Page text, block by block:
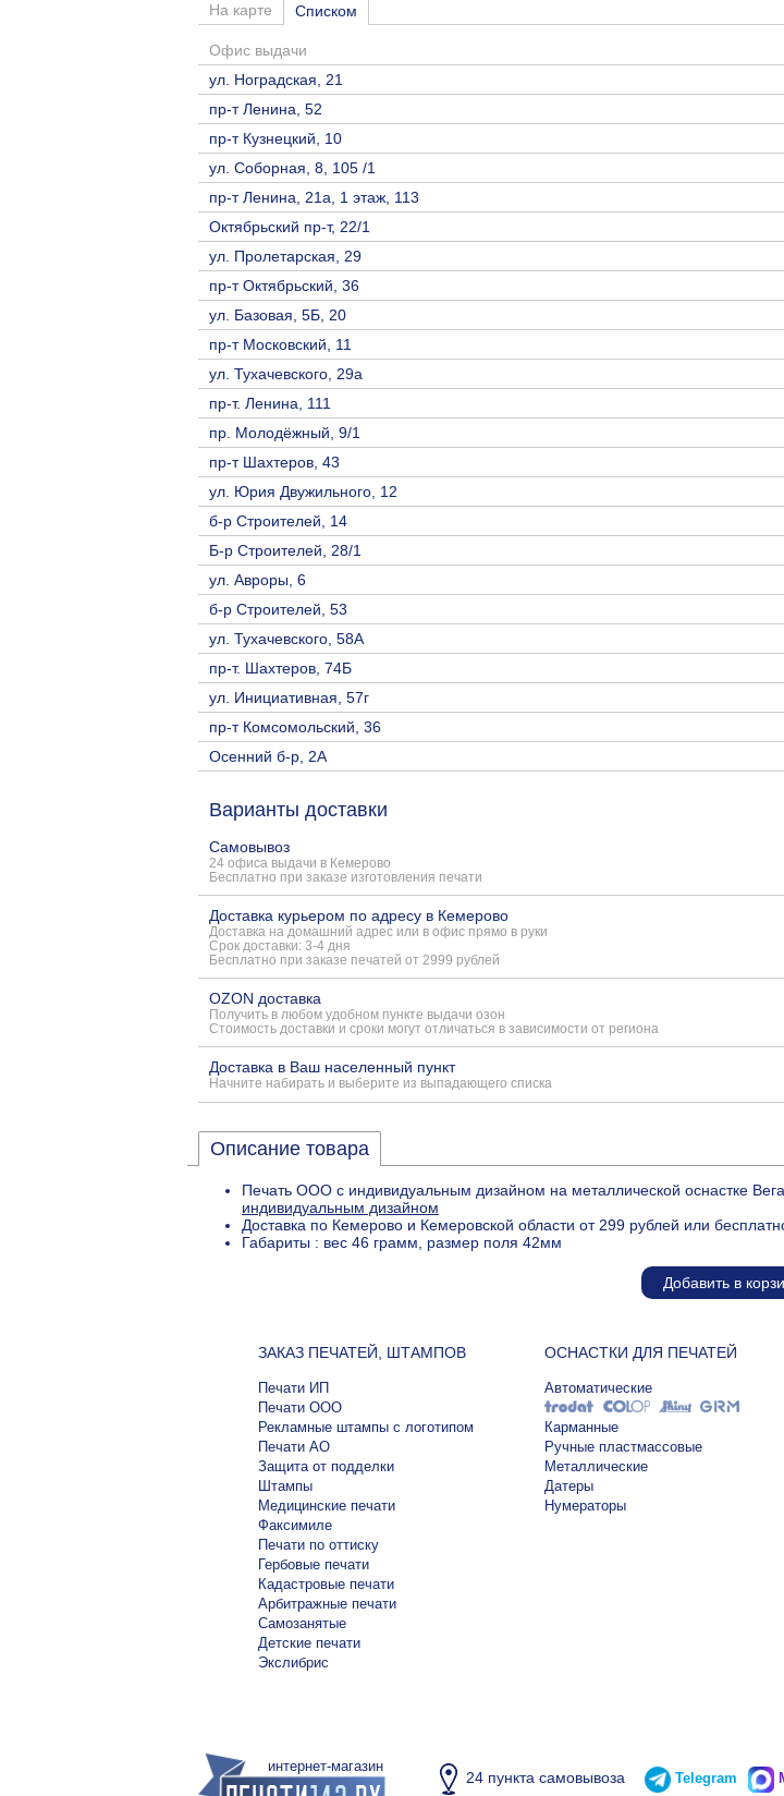
На карте Списком
Офис выдачи
ул. Ноградская, 21
пр-т Ленина, 52
пр-т Кузнецкий, 10
ул. Соборная, 8, 105 /1
пр-т Ленина, 21а, 1 этаж, 113
Октябрьский пр-т, 22/1
ул. Пролетарская, 29
пр-т Октябрьский, 36
ул. Базовая, 5Б, 20
пр-т Московский, 11
ул. Тухачевского, 29а
пр-т. Ленина, 111
пр. Молодёжный, 9/1
пр-т Шахтеров, 43
ул. Юрия Двужильного, 12
б-р Строителей, 14
Б-р Строителей, 28/1
ул. Авроры, 6
б-р Строителей, 53
ул. Тухачевского, 58А
пр-т. Шахтеров, 74Б
ул. Инициативная, 57г
пр-т Комсомольский, 36
Осенний б-р, 2А
Варианты доставки
Самовывоз
24 офиса выдачи в Кемерово
Бесплатно при заказе изготовления печати
Доставка курьером по адресу в Кемерово
Доставка на домашний адрес или в офис прямо в руки
Срок доставки: 3-4 дня
Бесплатно при заказе печатей от 2999 рублей
OZON доставка
Получить в любом удобном пункте выдачи озон
Стоимость доставки и сроки могут отличаться в зависимости от региона
Доставка в Ваш населенный пункт
Начните набирать и выберите из выпадающего списка
Описание товара
Печать ООО с индивидуальным дизайном на металлической оснастке
индивидуальным дизайном
Доставка по Кемерово и Кемеровской области от 299 рублей или
Габариты : вес 46 грамм, размер поля 42мм
Добавить в
ЗАКАЗ ПЕЧАТЕЙ, ШТАМПОВ
Печати ИП
Печати ООО
Рекламные штампы с логотипом
Печати АО
Защита от подделки
Штампы
Медицинские печати
Факсимиле
Печати по оттиску
Гербовые печати
Кадастровые печати
Арбитражные печати
Самозанятые
Детские печати
Экслибрис
ОСНАСТКИ ДЛЯ ПЕЧАТЕЙ
Автоматические
Карманные
Ручные пластмассовые
Металлические
Датеры
Нумераторы
интернет-магазин
24 пункта самовывоза Telegram